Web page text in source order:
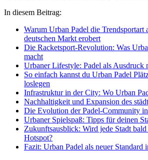
In diesem Beitrag:
Warum Urban Padel die Trendsportart
deutschen Markt erobert
Die Racketsport-Revolution: Was
macht
Urbaner Lifestyle: Padel als Ausdruck
So einfach kannst du Urban Padel
loslegen
Infrastruktur in der City: Wo Urban
Nachhaltigkeit und Expansion des
Die Evolution der Padel-Community
Urbaner Spielspaß: Tipps für deinen
Zukunftsausblick: Wird jede Stadt
Hotspot?
Fazit: Urban Padel als neuer Standard